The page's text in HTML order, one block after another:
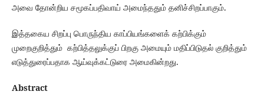
அவை தோன்றிய சமூகப்பதிவாய் அமைந்ததும் தனிச்சிறப்பாகும்.
இத்தகைய சிறப்பு பொருந்திய காப்பியங்களைக் கற்பிக்கும்
முறைகுறித்தும் கற்பித்தலுக்குப் பிறகு அமையும் மதிப்பிடுதல் குறித்தும்
எடுத்துரைப்பதாக ஆய்வுக்கட்டுரை அமைகின்றது.
Abstract